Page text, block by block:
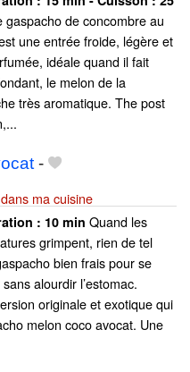
gaspacho de concombre au
une entrée froide, légère et
idéale quand il fait
le melon de la
très aromatique. The post
-
ma cuisine
: 10 min Quand les
grimpent, rien de tel
bien frais pour se
alourdir l’estomac.
originale et exotique qui
melon coco avocat. Une